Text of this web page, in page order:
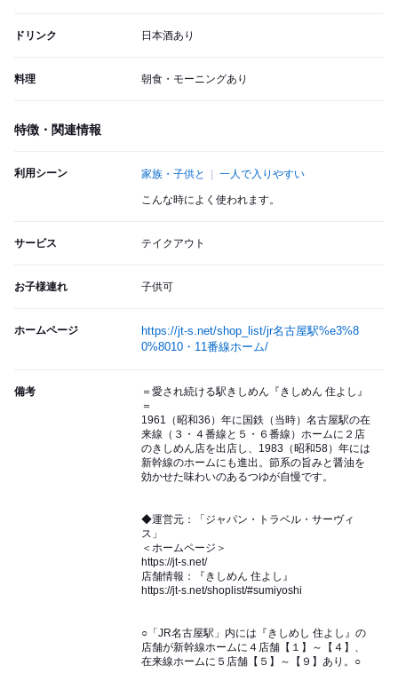
ドリンク 日本酒あり
料理 朝食・モーニングあり
特徴・関連情報
利用シーン 家族・子供と 一人で入りやすい
こんな時によく使われます。
サービス テイクアウト
お子様連れ 子供可
ホームページ
https://jt-s.net/shop_list/jr名古屋駅%e3%8
0%8010・11番線ホーム/
備考
＝愛され続ける駅きしめん『きしめん 住よし』
＝
1961（昭和36）年に国鉄（当時）名古屋駅の在
来線（３・４番線と５・６番線）ホームに２店
のきしめん店を出店し、1983（昭和58）年には
新幹線のホームにも進出。節系の旨みと醤油を
効かせた味わいのあるつゆが自慢です。
◆運営元：「ジャパン・トラベル・サーヴィ
ス」
＜ホームページ＞
https://jt-s.net/
店舗情報：『きしめん 住よし』
https://jt-s.net/shoplist/#sumiyoshi
○「JR名古屋駅」内には『きしめし 住よし』の
店舗が新幹線ホームに４店舗【１】～【４】、
在来線ホームに５店舗【５】～【９】あり。○